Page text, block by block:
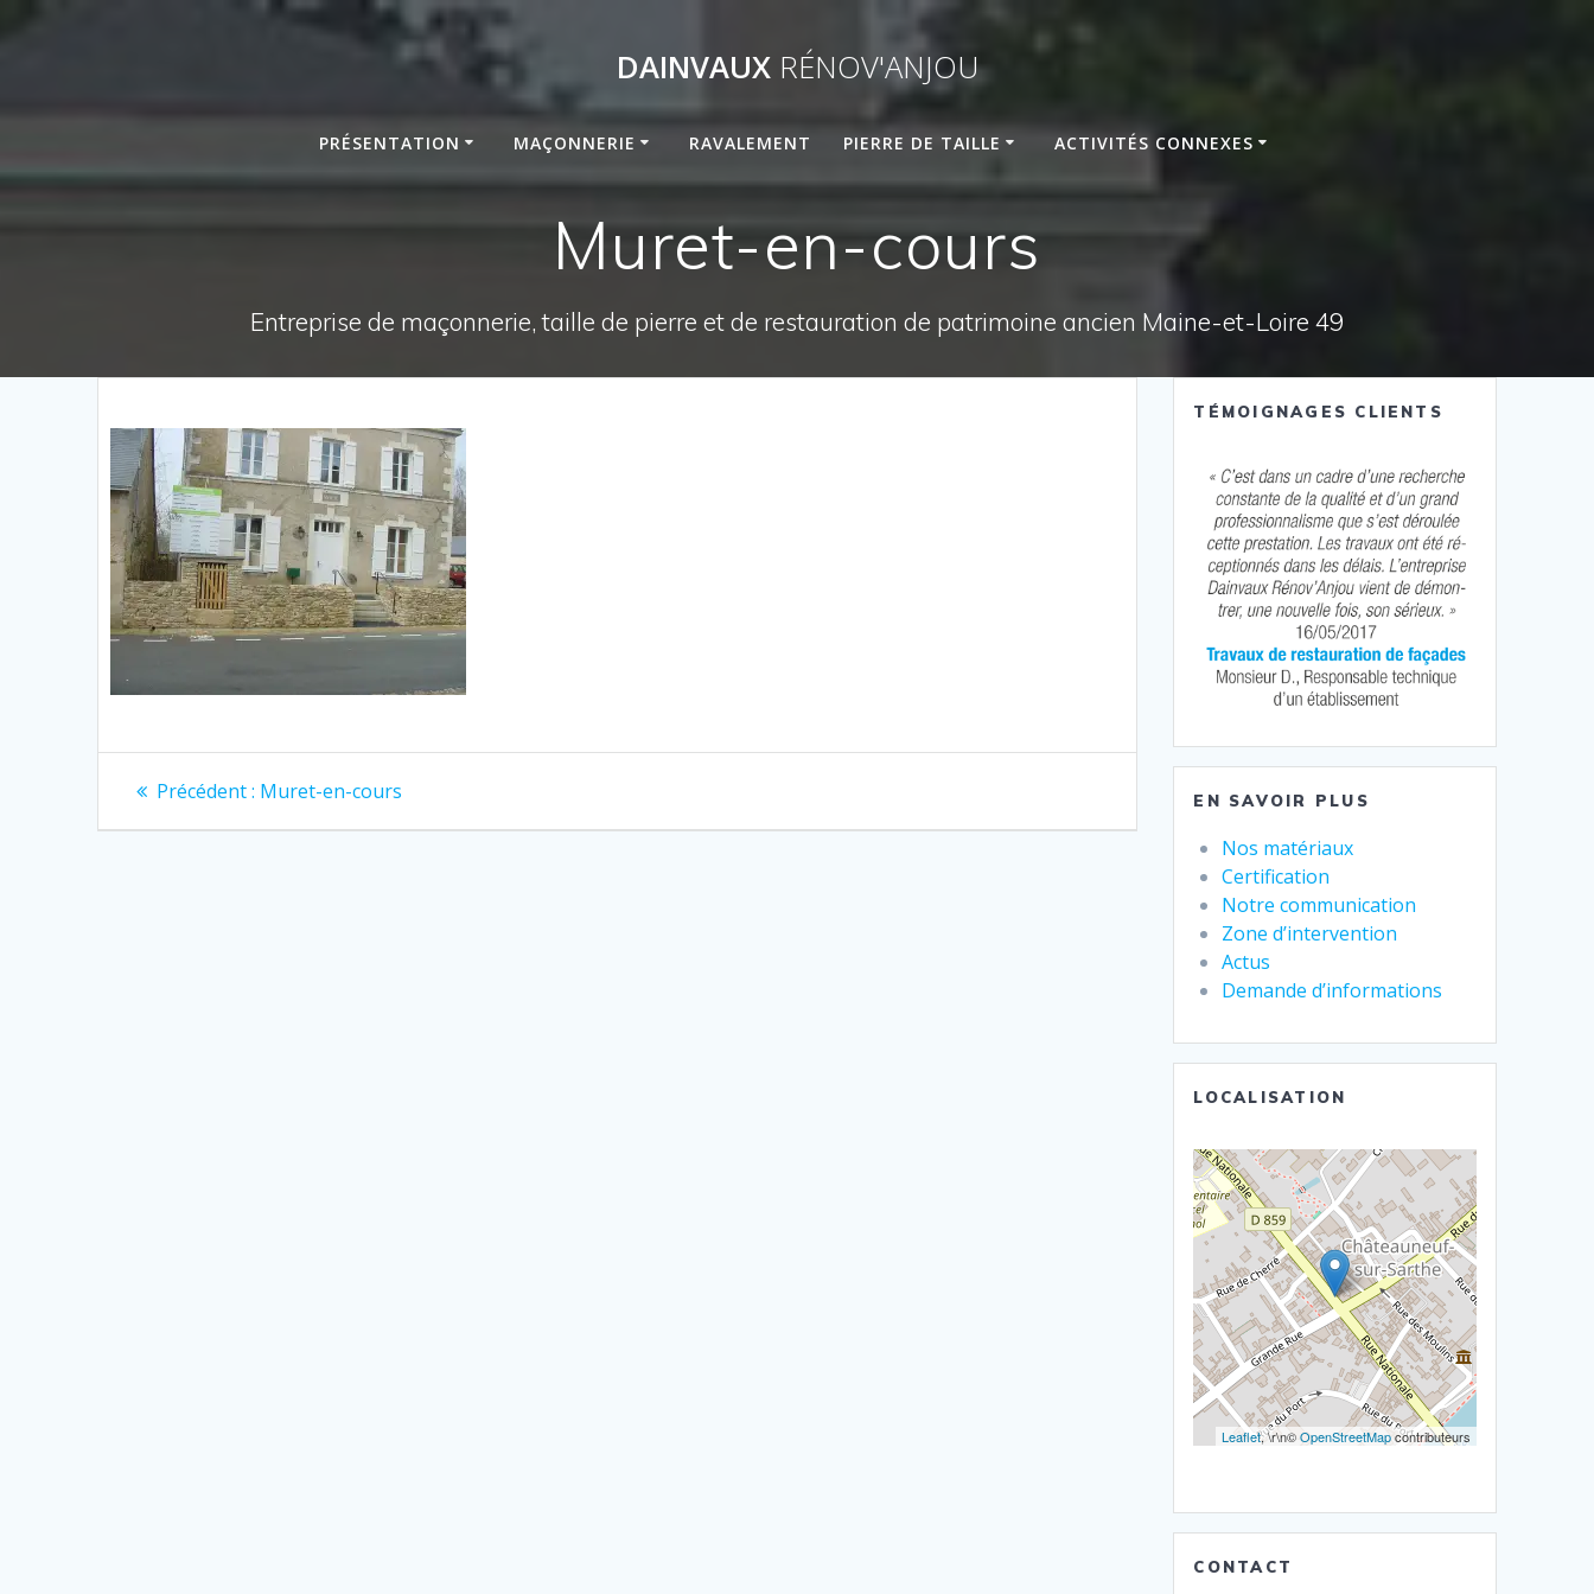
DAINVAUXRÉNOV'ANJOU
PRÉSENTATION MAÇONNERIE RAVALEMENT PIERRE DE TAILLE ACTIVITÉS CONNEXES
Muret-en-cours
Entreprise de maçonnerie, taille de pierre et de restauration de patrimoine ancien Maine-et-Loire 49
Navigation
de
Précédent : Article
Muret-en-cours
TÉMOIGNAGES CLIENTS
EN SAVOIR PLUS
Nos matériaux
Certification
Notre communication
Zone d’intervention
Actus
Demande d’informations
LOCALISATION
Leaflet, \r\n©OpenStreetMapcontributeurs
CONTACT